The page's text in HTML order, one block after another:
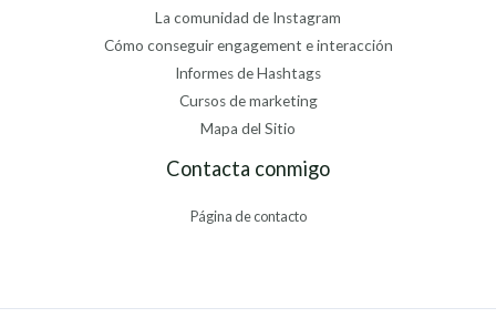
La comunidad de Instagram
Cómo conseguir engagement e interacción
Informes de Hashtags
Cursos de marketing
Mapa del Sitio
Contacta conmigo
Página de contacto